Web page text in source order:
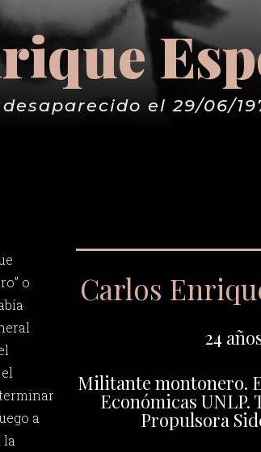
el 29/06/
o
terminar
a
la
Carlos
24
Militante montonero.
Económicas UNLP.
Propulsora